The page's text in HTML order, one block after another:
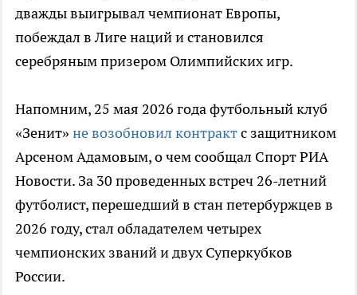
дважды выигрывал чемпионат Европы,
побеждал в Лиге наций и становился
серебряным призером Олимпийских игр.
Напомним, 25 мая 2026 года футбольный клуб
«Зенит» не возобновил контрактс защитником
Арсеном Адамовым, о чем сообщал Спорт РИА
Новости. За 30 проведенных встреч 26-летний
футболист, перешедший в стан петербуржцев в
2026 году, стал обладателем четырех
чемпионских званий и двух Суперкубков
России.